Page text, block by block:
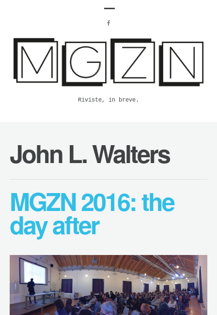
Riviste, in breve.
John L. Walters
MGZN 2016: the
day after